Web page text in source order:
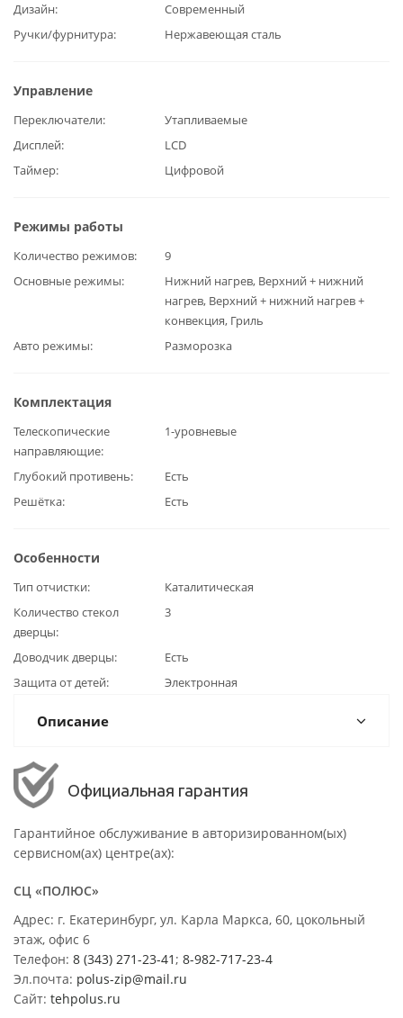
Дизайн
Современный
Ручки/фурнитура
Нержавеющая сталь
Управление
Переключатели
Утапливаемые
Дисплей
LCD
Таймер
Цифровой
Режимы работы
Количество режимов
9
Основные режимы
Нижний нагрев, Верхний + нижний
нагрев, Верхний + нижний нагрев +
конвекция, Гриль
Авто режимы
Разморозка
Комплектация
Телескопические
направляющие
1-уровневые
Глубокий противень
Есть
Решётка
Есть
Особенности
Тип отчистки
Каталитическая
Количество стекол
дверцы
3
Доводчик дверцы
Есть
Защита от детей
Электронная
Описание
Официальная гарантия
Гарантийное обслуживание в авторизированном(ых)
сервисном(ах) центре(ах):
СЦ «ПОЛЮС»
Адрес: г. Екатеринбург, ул. Карла Маркса, 60, цокольный
этаж, офис 6
Телефон: 8 (343) 271-23-41; 8-982-717-23-4
Эл.почта: polus-zip@mail.ru
Сайт: tehpolus.ru